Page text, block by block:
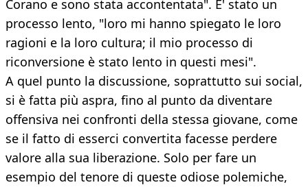
Corano e sono stata accontentata". E' stato un
processo lento, "loro mi hanno spiegato le loro
ragioni e la loro cultura; il mio processo di
riconversione è stato lento in questi mesi".
A quel punto la discussione, soprattutto sui social,
si è fatta più aspra, fino al punto da diventare
offensiva nei confronti della stessa giovane, come
se il fatto di esserci convertita facesse perdere
valore alla sua liberazione. Solo per fare un
esempio del tenore di queste odiose polemiche,